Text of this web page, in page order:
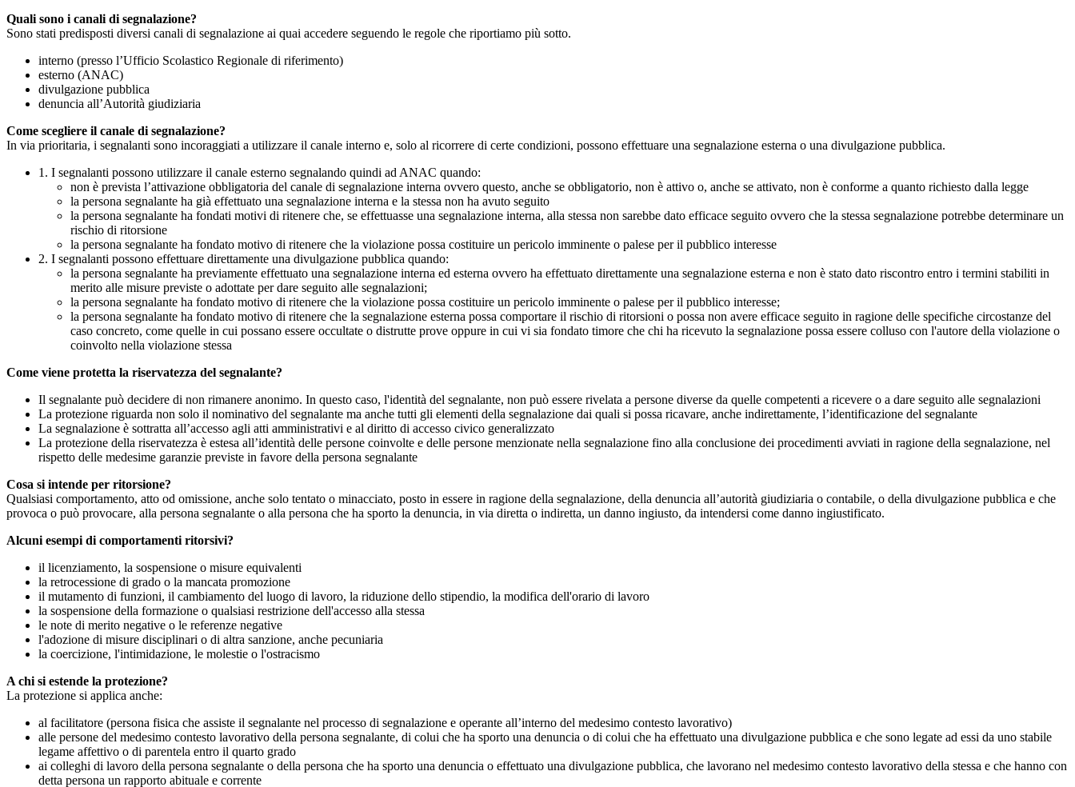
Quali sono i canali di segnalazione?
Sono stati predisposti diversi canali di segnalazione ai quai accedere seguendo le regole che riportiamo più sotto.
interno (presso l’Ufficio Scolastico Regionale di riferimento)
esterno (ANAC)
divulgazione pubblica
denuncia all’Autorità giudiziaria
Come scegliere il canale di segnalazione?
In via prioritaria, i segnalanti sono incoraggiati a utilizzare il canale interno e, solo al ricorrere di certe condizioni, possono effettuare una segnalazione esterna o una divulgazione pubblica.
1. I segnalanti possono utilizzare il canale esterno segnalando quindi ad ANAC quando:
non è prevista l’attivazione obbligatoria del canale di segnalazione interna ovvero questo, anche se obbligatorio, non è attivo o, anche se attivato, non è conforme a quanto richiesto dalla legge
la persona segnalante ha già effettuato una segnalazione interna e la stessa non ha avuto seguito
la persona segnalante ha fondati motivi di ritenere che, se effettuasse una segnalazione interna, alla stessa non sarebbe dato efficace seguito ovvero che la stessa segnalazione potrebbe determinare un
rischio di ritorsione
la persona segnalante ha fondato motivo di ritenere che la violazione possa costituire un pericolo imminente o palese per il pubblico interesse
2. I segnalanti possono effettuare direttamente una divulgazione pubblica quando:
la persona segnalante ha previamente effettuato una segnalazione interna ed esterna ovvero ha effettuato direttamente una segnalazione esterna e non è stato dato riscontro entro i termini stabiliti in
merito alle misure previste o adottate per dare seguito alle segnalazioni;
la persona segnalante ha fondato motivo di ritenere che la violazione possa costituire un pericolo imminente o palese per il pubblico interesse;
la persona segnalante ha fondato motivo di ritenere che la segnalazione esterna possa comportare il rischio di ritorsioni o possa non avere efficace seguito in ragione delle specifiche circostanze del
caso concreto, come quelle in cui possano essere occultate o distrutte prove oppure in cui vi sia fondato timore che chi ha ricevuto la segnalazione possa essere colluso con l'autore della violazione o
coinvolto nella violazione stessa
Come viene protetta la riservatezza del segnalante?
Il segnalante può decidere di non rimanere anonimo. In questo caso, l'identità del segnalante, non può essere rivelata a persone diverse da quelle competenti a ricevere o a dare seguito alle segnalazioni
La protezione riguarda non solo il nominativo del segnalante ma anche tutti gli elementi della segnalazione dai quali si possa ricavare, anche indirettamente, l’identificazione del segnalante
La segnalazione è sottratta all’accesso agli atti amministrativi e al diritto di accesso civico generalizzato
La protezione della riservatezza è estesa all’identità delle persone coinvolte e delle persone menzionate nella segnalazione fino alla conclusione dei procedimenti avviati in ragione della segnalazione, nel
rispetto delle medesime garanzie previste in favore della persona segnalante
Cosa si intende per ritorsione?
Qualsiasi comportamento, atto od omissione, anche solo tentato o minacciato, posto in essere in ragione della segnalazione, della denuncia all’autorità giudiziaria o contabile, o della divulgazione pubblica e che
provoca o può provocare, alla persona segnalante o alla persona che ha sporto la denuncia, in via diretta o indiretta, un danno ingiusto, da intendersi come danno ingiustificato.
Alcuni esempi di comportamenti ritorsivi?
il licenziamento, la sospensione o misure equivalenti
la retrocessione di grado o la mancata promozione
il mutamento di funzioni, il cambiamento del luogo di lavoro, la riduzione dello stipendio, la modifica dell'orario di lavoro
la sospensione della formazione o qualsiasi restrizione dell'accesso alla stessa
le note di merito negative o le referenze negative
l'adozione di misure disciplinari o di altra sanzione, anche pecuniaria
la coercizione, l'intimidazione, le molestie o l'ostracismo
A chi si estende la protezione?
La protezione si applica anche:
al facilitatore (persona fisica che assiste il segnalante nel processo di segnalazione e operante all’interno del medesimo contesto lavorativo)
alle persone del medesimo contesto lavorativo della persona segnalante, di colui che ha sporto una denuncia o di colui che ha effettuato una divulgazione pubblica e che sono legate ad essi da uno stabile
legame affettivo o di parentela entro il quarto grado
ai colleghi di lavoro della persona segnalante o della persona che ha sporto una denuncia o effettuato una divulgazione pubblica, che lavorano nel medesimo contesto lavorativo della stessa e che hanno con
detta persona un rapporto abituale e corrente